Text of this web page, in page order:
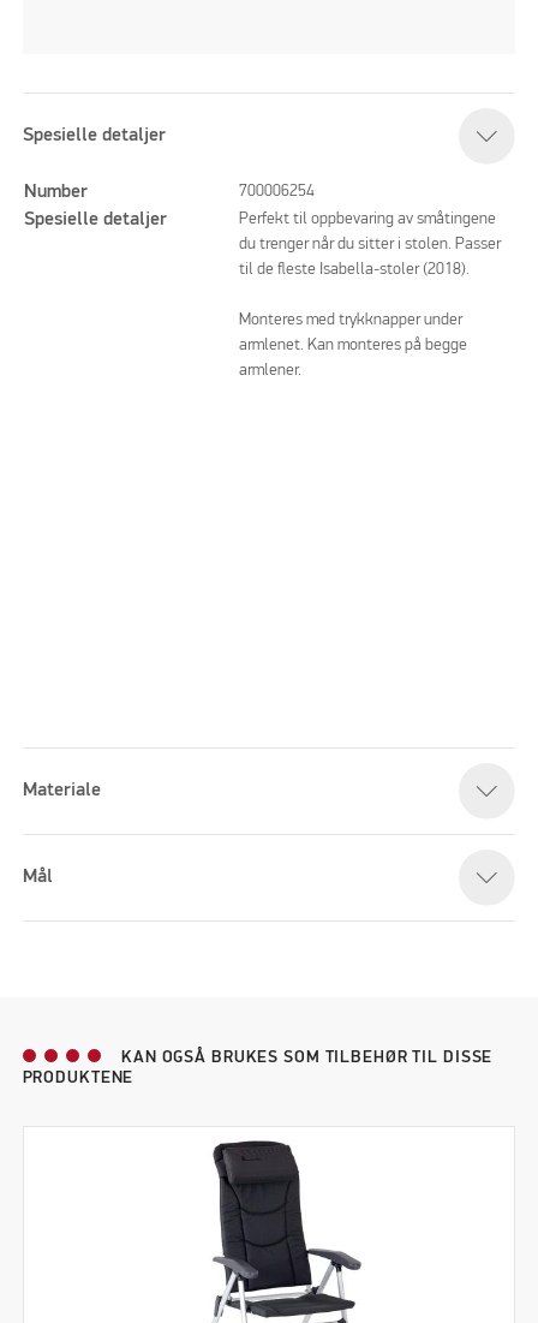
Spesielle detaljer
Number 700006254
Spesielle detaljer
Perfekt til oppbevaring av småtingene
du trenger når du sitter i stolen. Passer
til de fleste Isabella-stoler (2018).
Monteres med trykknapper under
armlenet. Kan monteres på begge
armlener.
Please accept marketing cookies to watch this video
Materiale
Mål
KAN OGSÅ BRUKES SOM TILBEHØR TIL DISSE
PRODUKTENE